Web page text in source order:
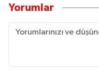
Yorumlar